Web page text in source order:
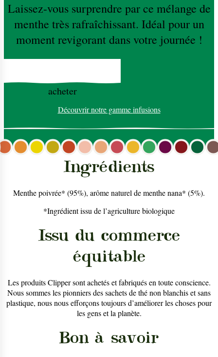
Laissez-vous surprendre par ce mélange de
menthe très rafraîchissant. Idéal pour un
moment revigorant dans votre journée !
acheter
Découvrir notre gammeinfusions
Ingrédients
Menthe poivrée* (95%), arôme naturel de menthe nana* (5%).
*Ingrédient issu de l’agriculture biologique
Issu du commerce
équitable
Les produits Clipper sont achetés et fabriqués en toute conscience.
Nous sommes les pionniers des sachets de thé non blanchis et sans
plastique, nous nous efforçons toujours d’améliorer les choses pour
les gens et la planète.
Bon à savoir